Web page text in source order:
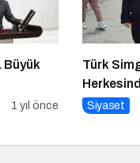
1 yıl önce
Türk
Siyaset